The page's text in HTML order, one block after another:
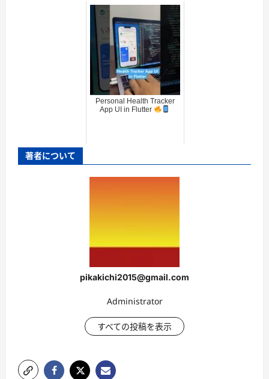
Personal Health Tracker
App UI in Flutter
著者について
pikakichi2015@gmail.com
Administrator
すべての投稿を表示